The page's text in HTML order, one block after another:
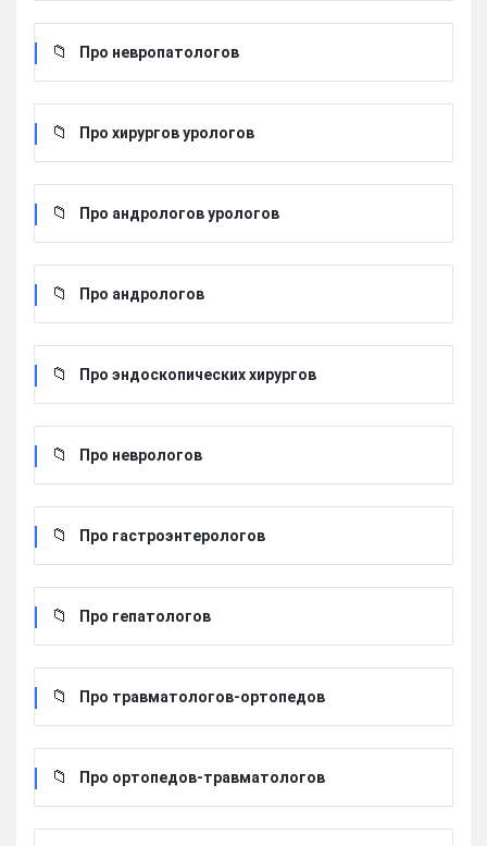
Про невропатологов
Про хирургов урологов
Про андрологов урологов
Про андрологов
Про эндоскопических хирургов
Про неврологов
Про гастроэнтерологов
Про гепатологов
Про травматологов-ортопедов
Про ортопедов-травматологов